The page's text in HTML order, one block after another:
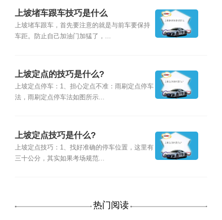
上坡堵车跟车技巧是什么
上坡堵车跟车，首先要注意的就是与前车要保持
车距。防止自己加油门加猛了，...
上坡定点的技巧是什么?
上坡定点停车：1、担心定点不准：雨刷定点停车
法，雨刷定点停车法如图所示...
上坡定点技巧是什么?
上坡定点技巧：1、找好准确的停车位置，这里有
三十公分，其实如果考场规范...
热门阅读